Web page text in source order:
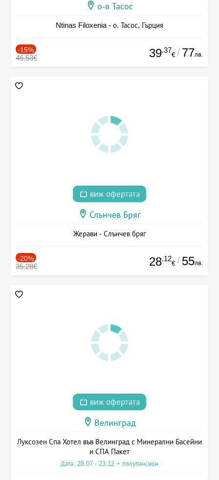
о-в Тасос
Ntinas Filoxenia - о. Тасос, Гърция
-15%
46.53€ 39.37
€ / 77лв.
виж офертата
Слънчев Бряг
Жерави - Слънчев бряг
-20%
35.28€ 28.12
€ / 55лв.
виж офертата
Велинград
Луксозен Спа Хотел във Велинград с Минерални Басейни
и СПА Пакет
Дата: 28.07 - 23.12 + полупансион